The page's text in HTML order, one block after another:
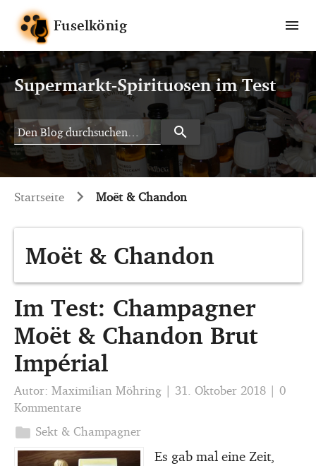
Fuselkönig
Supermarkt-Spirituosen im Test
Search search
Startseite Moët & Chandon
Moët & Chandon
Im Test: Champagner
Moët & Chandon Brut
Impérial
Autor: Maximilian Möhring | 31. Oktober 2018 | 0
Kommentare
folder Sekt & Champagner
Es gab mal eine Zeit,